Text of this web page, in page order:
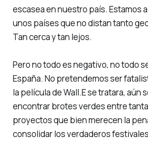
escasea en nuestro país. Estamos
unos países que no distan tanto
Tan cerca y tan lejos.
Pero no todo es negativo, no todo
España. No pretendemos ser
la película deWall.Ese tratara, aún
encontrar brotes verdes entre
proyectos que bien merecen la
consolidar los verdaderos